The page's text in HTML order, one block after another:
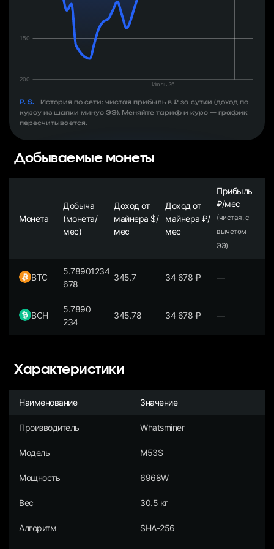
P. S.
История по сети: чистая прибыль в ₽ за сутки (доход по
курсу из шапки минус ЭЭ). Меняйте тариф и курс — график
пересчитывается.
Добываемые монеты
Монета
Добыча
(монета/
мес)
Доход от
майнера $/
мес
Доход от
майнера ₽/
мес
Прибыль
₽/мес
(чистая, с
вычетом
ЭЭ)
BTC
5.78901234
678
345.7 34 678 ₽ —
BCH
5.7890
234
345.78 34 678 ₽ —
Характеристики
Наименование Значение
Производитель Whatsminer
Модель M53S
Мощность 6968W
Вес 30.5 кг
Алгоритм SHA-256